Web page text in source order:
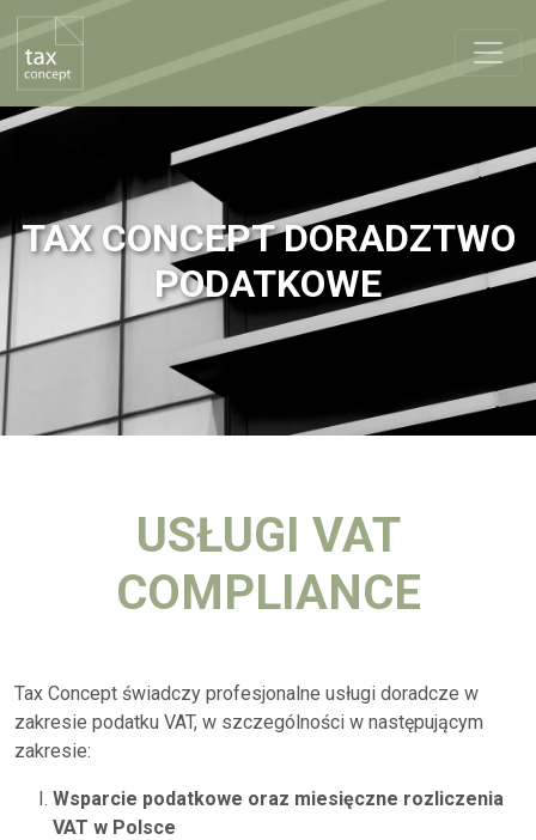
TAX CONCEPT DORADZTWO
PODATKOWE
USŁUGI VAT
COMPLIANCE
Tax Concept świadczy profesjonalne usługi doradcze w
zakresie podatku VAT, w szczególności w następującym
zakresie:
Wsparcie podatkowe oraz miesięczne rozliczenia
VAT w Polsce